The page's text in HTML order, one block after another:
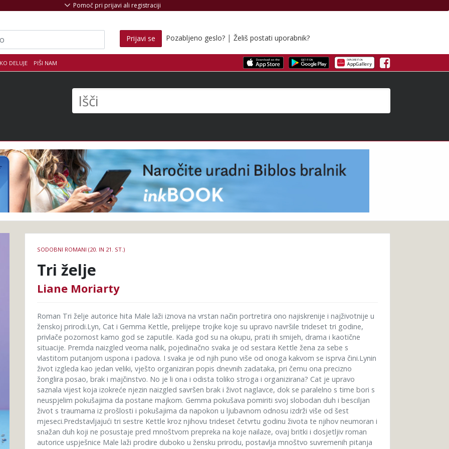
DELUJE PIŠI NAM Facebook
Pomoč pri prijavi ali registraciji
Prijavi se Pozabljeno geslo? | Želiš postati uporabnik?
knjige
SODOBNI ROMANI (20. IN 21. ST.)
Tri želje
Liane Moriarty
Roman Tri želje autorice hita Male laži iznova na vrstan način portretira ono najiskrenije i najživotnije u
ženskoj prirodi.Lyn, Cat i Gemma Kettle, prelijepe trojke koje su upravo navršile trideset tri godine,
privlače pozornost kamo god se zaputile. Kada god su na okupu, prati ih smijeh, drama i kaotične
situacije. Premda naizgled veoma nalik, pojedinačno svaka je od sestara Kettle žena za sebe s
vlastitom putanjom uspona i padova. I svaka je od njih puno više od onoga kakvom se isprva čini.Lynin
život izgleda kao jedan veliki, vješto organiziran popis dnevnih zadataka, pri čemu ona precizno
žonglira posao, brak i majčinstvo. No je li ona i odista toliko stroga i organizirana? Cat je upravo
saznala vijest koja izokreće njezin naizgled savršen brak i život naglavce, dok se paralelno s time bori s
neuspjelim pokušajima da postane majkom. Gemma pokušava pomiriti svoj slobodan duh i besciljan
život s traumama iz prošlosti i pokušajima da napokon u ljubavnom odnosu izdrži više od šest
mjeseci.Predstavljajući tri sestre Kettle kroz njihovu trideset četvrtu godinu života te njihov neumoran i
snažan duh koji ne posustaje pred mnoštvom prepreka na koje nailaze, ovaj britki i dosjetljiv roman
autorice uspješnice Male laži prodire duboko u žensku prirodu, postavlja mnoštvo suvremenih pitanja